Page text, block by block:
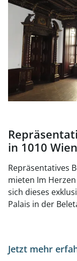
in 1010
Repräsentatives
mieten Im Herzen der Wiener Innenstadt befindet
sich dieses
Palais in der
141 m², welche
Jetzt mehr